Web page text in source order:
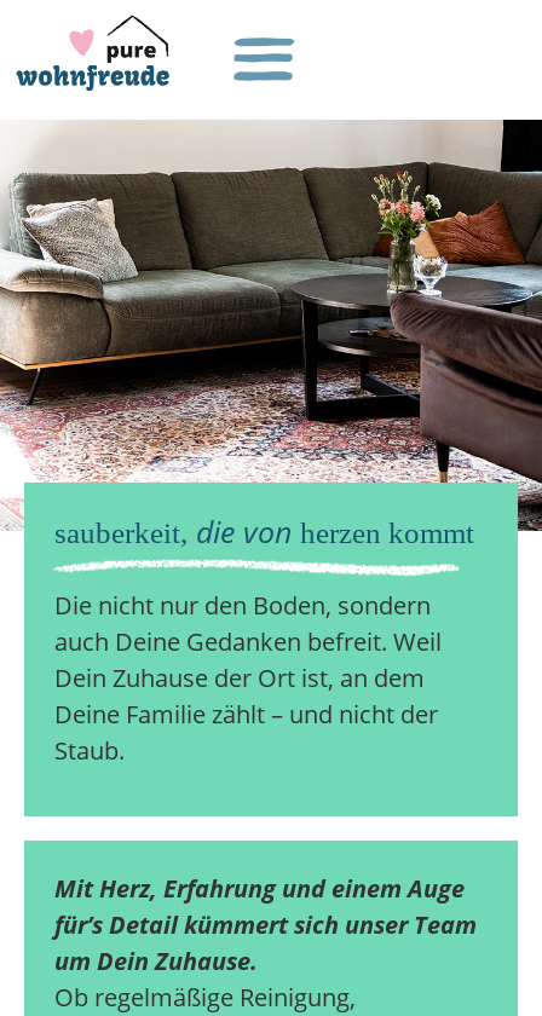
sauberkeit, die von herzen kommt
Die nicht nur den Boden, sondern
auch Deine Gedanken befreit. Weil
Dein Zuhause der Ort ist, an dem
Deine Familie zählt – und nicht der
Staub.
Mit Herz, Erfahrung und einem Auge
für’s Detail kümmert sich unser Team
um Dein Zuhause.
Ob regelmäßige Reinigung,